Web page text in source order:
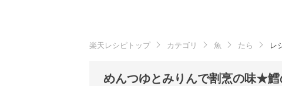
楽天レシピトップ カテゴリ 魚 たら レ
めんつゆとみりんで割烹の味★